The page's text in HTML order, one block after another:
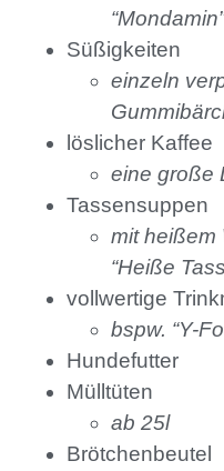
“Mondamin”
Süßigkeiten
einzeln
löslicher Kaffee
eine große
Tassensuppen
mit heißem
“Heiße
vollwertige
bspw. “Y-
Hundefutter
Mülltüten
ab 25l
Brötchenbeutel